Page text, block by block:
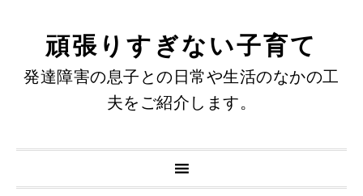
頑張りすぎない子育て
発達障害の息子との日常や生活のなかの工
夫をご紹介します。